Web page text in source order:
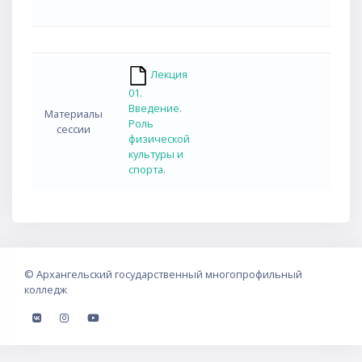
Материалы
сессии
Лекция
01.
Введение.
Роль
физической
культуры и
спорта.
© Архангельский государственный многопрофильный
колледж